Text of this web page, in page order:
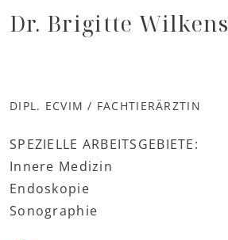
Dr. Brigitte Wilkens
DIPL. ECVIM / FACHTIERÄRZTIN
SPEZIELLE ARBEITSGEBIETE:
Innere Medizin
Endoskopie
Sonographie